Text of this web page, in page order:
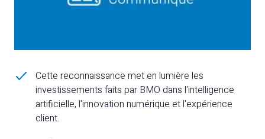
Cette reconnaissance met en lumière les
investissements faits par BMO dans l'intelligence
artificielle, l'innovation numérique et l'expérience
client.